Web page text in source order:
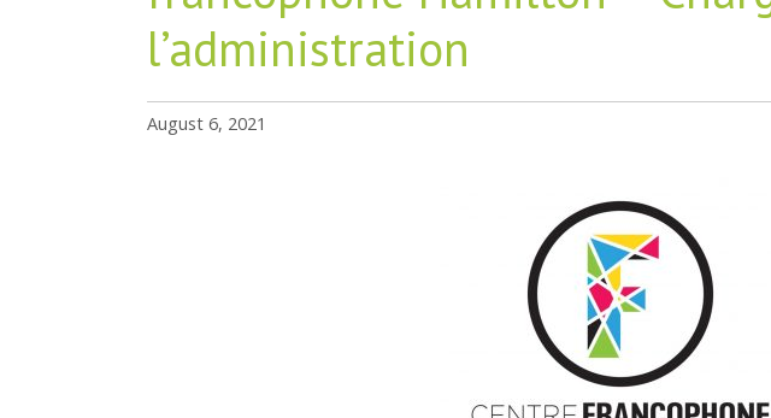
l’administration
August 6, 2021